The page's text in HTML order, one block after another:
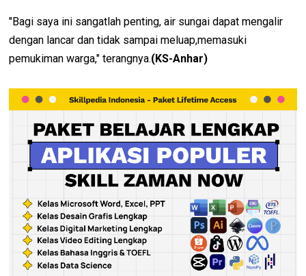
"Bagi saya ini sangatlah penting, air sungai dapat mengalir
dengan lancar dan tidak sampai meluap,memasuki
pemukiman warga," terangnya.(KS-Anhar)